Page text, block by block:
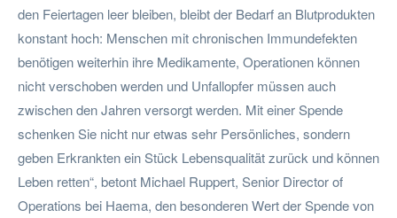
den Feiertagen leer bleiben, bleibt der Bedarf an Blutprodukten
konstant hoch: Menschen mit chronischen Immundefekten
benötigen weiterhin ihre Medikamente, Operationen können
nicht verschoben werden und Unfallopfer müssen auch
zwischen den Jahren versorgt werden. Mit einer Spende
schenken Sie nicht nur etwas sehr Persönliches, sondern
geben Erkrankten ein Stück Lebensqualität zurück und können
Leben retten“, betont Michael Ruppert, Senior Director of
Operations bei Haema, den besonderen Wert der Spende von